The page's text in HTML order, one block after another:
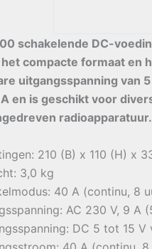
schakelende DC-
compacte formaat en
uitgangsspanning van
en is geschikt voor
radioapparatuur.
210 (B) x 110 (H) x
3,0 kg
40 A (continu, 8
AC 230 V, 9 A
DC 5 tot 15 V